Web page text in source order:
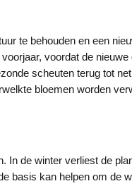
te behouden en een
voordat de nieuwe
scheuten terug tot
bloemen worden
In de winter verliest de
basis kan helpen om de